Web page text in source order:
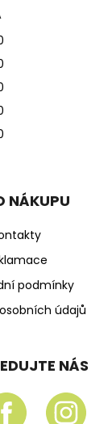
NÁKUPU
podmínky
údajů
NÁS